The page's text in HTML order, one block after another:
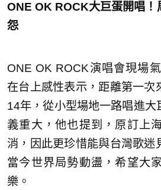
ONE OK ROCK大巨蛋開唱！
怨
ONE OK ROCK演唱會現場
在台上感性表示，距離第一次
14年，從小型場地一路唱進大
義重大，他也提到，原訂上
消，因此更珍惜能與台灣歌迷
當今世界局勢動盪，希望大
樂。